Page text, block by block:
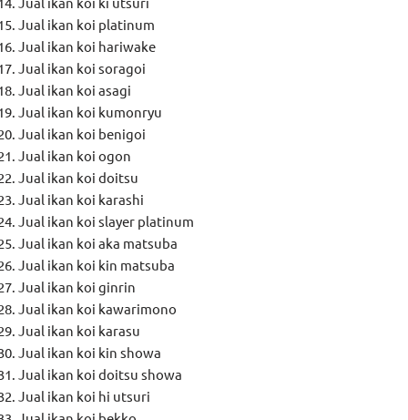
Jual ikan koi platinum
Jual ikan koi hariwake
Jual ikan koi soragoi
Jual ikan koi asagi
Jual ikan koi kumonryu
Jual ikan koi benigoi
Jual ikan koi ogon
Jual ikan koi doitsu
Jual ikan koi karashi
Jual ikan koi slayer platinum
Jual ikan koi aka matsuba
Jual ikan koi kin matsuba
Jual ikan koi ginrin
Jual ikan koi kawarimono
Jual ikan koi karasu
Jual ikan koi kin showa
Jual ikan koi doitsu showa
Jual ikan koi hi utsuri